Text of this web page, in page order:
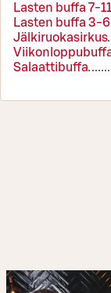
Lasten buffa 7-
Lasten buffa 3-
Jälkiruokasirkus
Salaattibuffa